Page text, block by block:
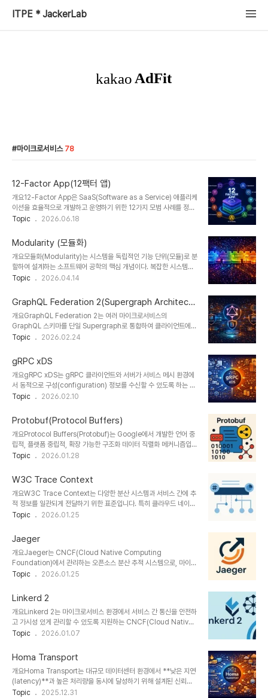
ITPE * JackerLab
마이크로서비스 78
12-Factor App(12팩터 앱)
개요12-Factor App은 SaaS(Software as a Service) 애플리케
이션을 효율적으로 개발하고 운영하기 위한 12가지 모범 사례를 정의
한 방법론이다. Heroku에서 제안된 이 원칙은 클라우드 환경에서 확
개념 및 정의12-Factor App은 현대 애플리케이션을 클라우드 환경
에 최적화하기 위한 설계 원칙으로, 코드 관리, 설정, 빌드, 실행, 확장
등 전반적인 라이프사이클을 체계적으로 정의한다. 특히 DevOps와
마이크로서비스 아키텍처에서 핵심 기준으로 활용된다.2. 특징항목설
명비고클라우드 최적화SaaS 환경에 최적확장성 우수자동화 중심
라우드 환경..
Topic 2026.06.18
Modularity (모듈화)
개요모듈화(Modularity)는 시스템을 독립적인 기능 단위(모듈)로 분
할하여 설계하는 소프트웨어 공학의 핵심 개념이다. 복잡한 시스템을
작은 단위로 나누어 개발, 유지보수, 테스트를 용이하게 만드는 것이
수적인 원칙으로 활용되며, 생산성과 품질을 동시에 향상시키는 기반
이 된다.1. 개념 및 정의모듈화는 소프트웨어를 기능별로 독립적인 구
성 요소로 나누고, 각 모듈이 명확한 역할과 인터페이스를 가지도록 설
계하는 방식이다.각 모듈은 내부 구현을 숨기고 외부에는 필요한 기능
만 제공하며, 이를 통해 시스템의 복잡도를 줄이고 변경 영향을 최소화
적인 구조 설계를 가능..
Topic 2026.04.14
GraphQL Federation 2(Supergraph Architectu
re)
개요GraphQL Federation 2는 여러 마이크로서비스의
GraphQL 스키마를 단일 Supergraph로 통합하여 클라이언트에
일관된 API를 제공하는 아키텍처 모델이다. Apollo Federation의
성, 명확한 소유권 모델, 향상된 조합(Composition) 규칙을 제공한
다.마이크로서비스 환경에서 각 팀이 독립적으로 GraphQL 서브그래
프(Subgraph)를 운영하면서도, 게이트웨이(Gateway) 또는
Router를 통해 하나의 통합된 그래프처럼 동작하도록 설계된 것이 핵
심이다.1. 개념 및 정의GraphQL Federation 2는 여러 개의 독립
Topic 2026.02.24
gRPC xDS
개요gRPC xDS는 gRPC 클라이언트와 서버가 서비스 메시 환경에
서 동적으로 구성(configuration) 정보를 수신할 수 있도록 하는 제
어 플레인 API입니다. 이는 Envoy Proxy에서 유래한 xDS API를
우팅 등을 중앙 집중형 컨트롤 플레인과 동기화해 제어할 수 있도록 합
니다.1. 개념 및 정의 항목 내용 비고 정의xDS API를 기반으로
gRPC 서비스의 구성 제어를 중앙에서 수행하는 표준"xDS"는 여러
API(Cluster, Endpoint 등)의 총칭목적서비스 메시 제어 기능을
gRPC에 적용Istio, Consul 등과 연동 가능필요성gRPC의 부하 분
Topic 2026.02.10
Protobuf(Protocol Buffers)
개요Protocol Buffers(Protobuf)는 Google에서 개발한 언어 중
립적, 플랫폼 중립적, 확장 가능한 구조화 데이터 직렬화 메커니즘입니
다. 작은 크기, 빠른 처리 속도, 명확한 데이터 구조 정의를 통해 마이
니다.1. 개념 및 정의 항목 설명 정의구조화된 데이터를 직렬화하기 위
한 바이너리 포맷과 인터페이스 정의 언어(IDL)목적언어 간 데이터 교
환 최적화 및 네트워크 전송 최소화필요성JSON, XML 대비 크기 및
처리 성능 개선 필요IDL을 통해 .proto 파일에 데이터 구조를 정의하
고, 코드 생성기로 각 언어의 클래스를 자동 생성함2. 특징특징설명비
Topic 2026.01.28
W3C Trace Context
개요W3C Trace Context는 다양한 분산 시스템과 서비스 간에 추
적 정보를 일관되게 전달하기 위한 표준입니다. 특히 클라우드 네이티
브 환경에서 마이크로서비스 간 요청 흐름을 추적하는 데 중요한 역할
이싱 시스템과 호환됩니다. HTTP 요청 헤더에 traceparent와
tracestate를 추가하여 구현됩니다.1. 개념 및 정의 항목 설명 정의
분산 추적 정보를 HTTP 헤더를 통해 전달하기 위한 W3C 표준목적
서비스 간 요청 추적의 일관성과 상호운용성 확보필요성다양한 플랫
폼과 언어 간 통합 추적 구현 필요마이크로서비스 및 서버리스 아키텍
텍스트 기반 ..
Topic 2026.01.25
Jaeger
개요Jaeger는 CNCF(Cloud Native Computing
Foundation)에서 관리하는 오픈소스 분산 추적 시스템으로, 마이크
로서비스 기반 애플리케이션에서 요청 흐름을 추적하고 성능 병목을
을 기반으로 하며, 성능 최적화 및 장애 진단에 필수적인 도구입니다.1.
개념 및 정의 항목 설명 정의서비스 간 요청 흐름을 시각화하고 추적하
는 분산 트레이싱 시스템목적병목 탐지, 성능 분석, 서비스 관계 분석
필요성마이크로서비스 아키텍처에서의 복잡한 요청 흐름 추적 필요서
비스 간 호출의 흐름을 투명하게 파악하여 디버깅 및 최적화 가능2. 특
수집OpenTeleme..
Topic 2026.01.25
Linkerd 2
개요Linkerd 2는 마이크로서비스 환경에서 서비스 간 통신을 안전하
고 가시성 있게 관리할 수 있도록 지원하는 CNCF(Cloud Native
Computing Foundation) 프로젝트의 경량 서비스 메시
Kubernetes 기반 환경에서 보안, 관찰성, 신뢰성 향상을 제공한다.1.
개념 및 정의 항목 설명 정의Kubernetes 환경 내에서 서비스 간 통
신을 프록시 기반으로 제어 및 보호하는 경량 서비스 메시목적서비스
간 TLS 암호화, 트래픽 제어, 모니터링 등을 자동화필요성애플리케이
션 코드 변경 없이 통신 보안 및 가시성 확보 필요Linkerd 2는
Topic 2026.01.07
Homa Transport
개요Homa Transport는 대규모 데이터센터 환경에서 **낮은 지연
(latency)**과 높은 처리량을 동시에 달성하기 위해 설계된 신뢰성
있는 메시지 전송 프로토콜입니다. 기존의 TCP, RDMA 기반 전송
Topic 2025.12.31